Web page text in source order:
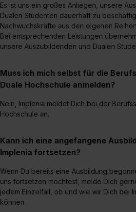
Es ist uns ein großes Anliegen, unsere
Dualen Studenten dauerhaft zu
Nachwuchskräfte aus den eigenen
Bei entsprechenden Leistungen
unsere Auszubildenden und Dualen
Muss ich mich selbst für die
Duale Hochschule anmelden?
Nein, Implenia meldet Dich bei der
Hochschule an.
Kann ich eine angefangene
Implenia fortsetzen?
Wenn Du bereits eine Ausbildung
uns fortsetzen möchtest, melde Dich
jedem Einzelfall, ob und wie wir Dich bei
können.